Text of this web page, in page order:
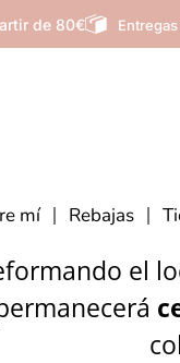
de 80€
mí Rebajas
el